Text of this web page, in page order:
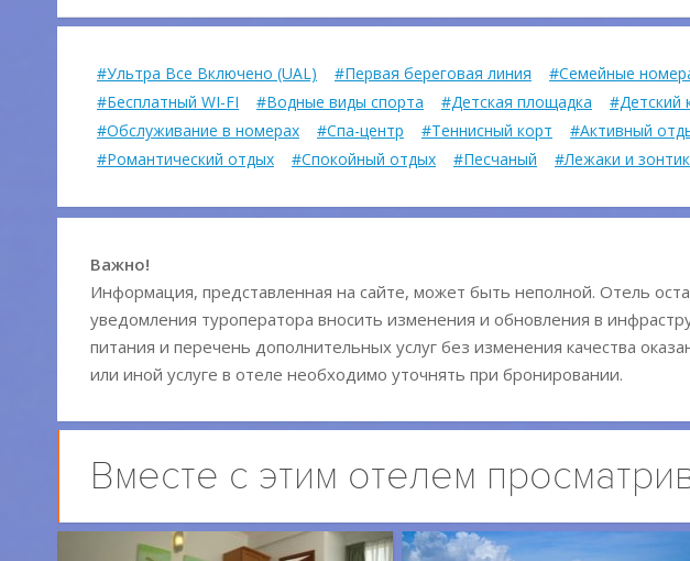
#Ультра Все Включено (UAL) #Первая береговая линия #Семейные
#Бесплатный WI-FI
#Водные виды спорта #Детская площадка #Детский
#Обслуживание в номерах
#Спа-центр #Теннисный корт #Активный
#Романтический отдых
#Спокойный отдых #Песчаный #Лежаки и
Важно!
Информация, представленная на сайте, может быть неполной. Отель
уведомления туроператора вносить изменения и обновления в
питания и перечень дополнительных услуг без изменения качества
или иной услуге в отеле необходимо уточнять при бронировании.
Вместе с этим отелем